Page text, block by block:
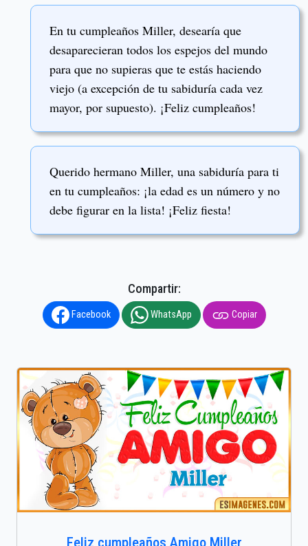
En tu cumpleaños Miller, desearía que
desaparecieran todos los espejos del mundo
para que no supieras que te estás haciendo
viejo (a excepción de tu sabiduría cada vez
mayor, por supuesto). ¡Feliz cumpleaños!
Querido hermano Miller, una sabiduría para ti
en tu cumpleaños: ¡la edad es un número y no
debe figurar en la lista! ¡Feliz fiesta!
Compartir:
Facebook WhatsApp Copiar
Feliz cumpleaños Amigo Miller